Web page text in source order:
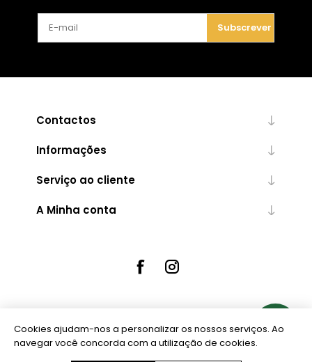
Subscrever
Contactos
Informações
Serviço ao cliente
A Minha conta
Powered bynopCommerce
Cookies ajudam-nos a personalizar os nossos serviços. Ao
navegar você concorda com a utilização de cookies.